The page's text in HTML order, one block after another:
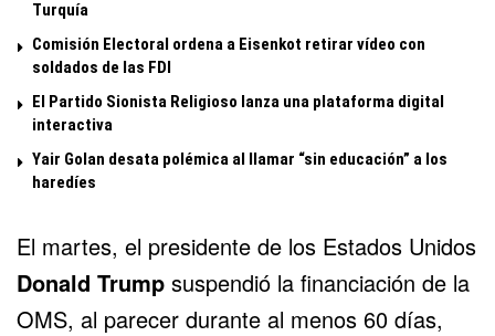
Turquía
Comisión Electoral ordena a Eisenkot retirar vídeo con
soldados de las FDI
El Partido Sionista Religioso lanza una plataforma digital
interactiva
Yair Golan desata polémica al llamar “sin educación” a los
haredíes
El martes, el presidente de los Estados Unidos
Donald Trump suspendió la financiación de la
OMS, al parecer durante al menos 60 días,